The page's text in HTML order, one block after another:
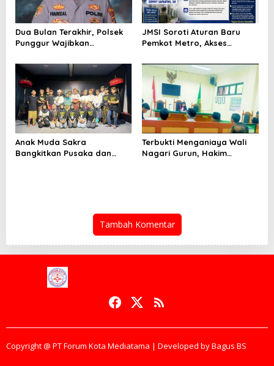
Dua Bulan Terakhir, Polsek
Punggur Wajibkan
Helm Saat Masuk Mapolsek
JMSI Soroti Aturan Baru
Pemkot Metro, Akses
Terbatas
Anak Muda Sakra
Bangkitkan Pusaka dan
Terbukti Menganiaya Wali
Nagari Gurun, Hakim
Tambah Komentar
Copyright @ PT Forum Kota Mediatama | Developed by Bagus BS